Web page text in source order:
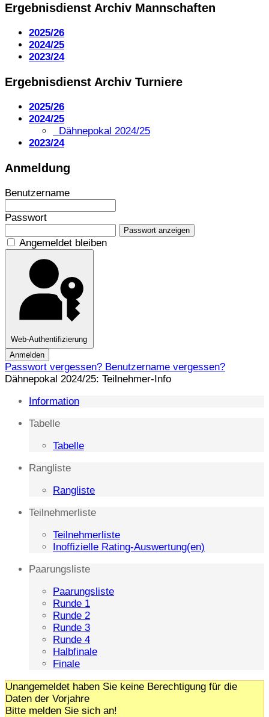
Ergebnisdienst Archiv Mannschaften
2025/26
2024/25
2023/24
Ergebnisdienst Archiv Turniere
2025/26
2024/25
Dähnepokal 2024/25
2023/24
Anmeldung
Benutzername
Passwort
Passwort anzeigen
Angemeldet bleiben
Web-Authentifizierung
Anmelden
Passwort vergessen? Benutzername vergessen?
Dähnepokal 2024/25: Teilnehmer-Info
Information
Tabelle
Tabelle
Rangliste
Rangliste
Teilnehmerliste
Teilnehmerliste
Inoffizielle Rating-Auswertung(en)
Paarungsliste
Paarungsliste
Runde 1
Runde 2
Runde 3
Runde 4
Halbfinale
Finale
Unangemeldet haben Sie keine Berechtigung für die
Daten der Vorjahre
Bitte melden Sie sich an!